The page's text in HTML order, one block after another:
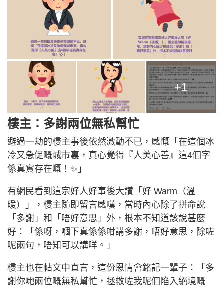
+1
樓主：多謝兩位無私幫忙
避過一劫的樓主事後依然激動不已，感慨「在這個冰
冷又急促嘅城市裏，真心覺得『人美心善』這4個字
係真實存在嘅！✨」
有網民看到這宗好人好事後大讚「好 Warm（溫
暖）」，樓主隨即留言感嘆，當時內心除了拼命說
「多謝」和「唔好意思」外，根本不知道該說甚麼
好：「係呀，嗰下真係係咁講多謝，唔好意思，除咗
呢兩句，唔知可以講咩。」
樓主也在帖文中直言，這份恩情會銘記一輩子：「多
謝你哋兩位嘅無私幫忙，拯救咗我呢個陷入絕境嘅